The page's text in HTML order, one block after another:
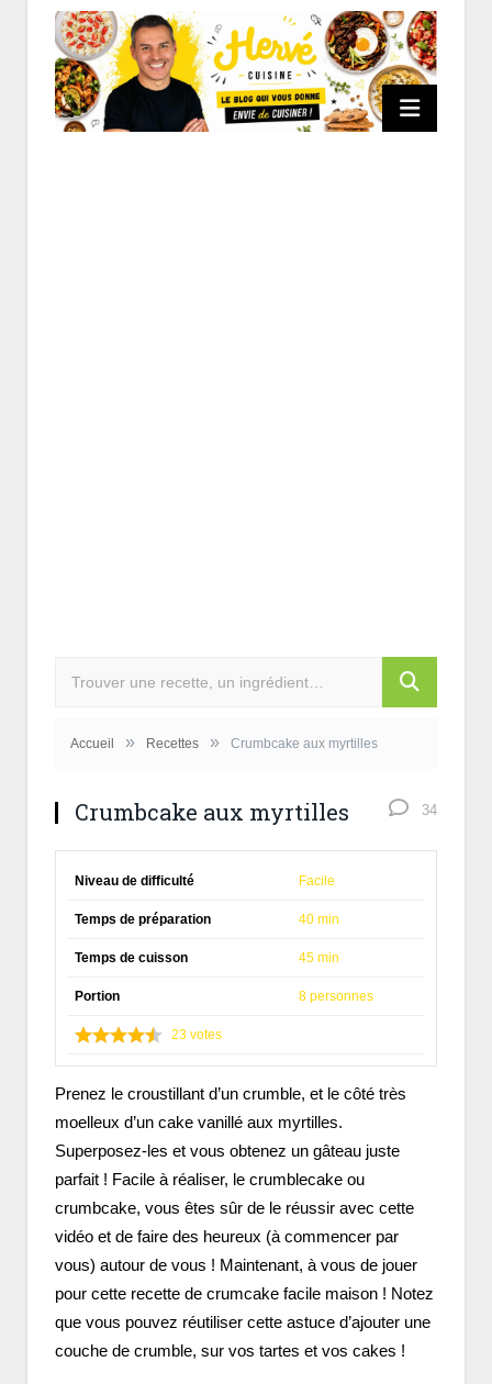
Accueil » Recettes » Crumbcake aux myrtilles
Crumbcake aux myrtilles 34
Niveau de difficulté Facile
Temps de préparation 40 min
Temps de cuisson 45 min
Portion 8 personnes
23 votes
Prenez le croustillant d’un crumble, et le côté très
moelleux d’un cake vanillé aux myrtilles.
Superposez-les et vous obtenez un gâteau juste
parfait ! Facile à réaliser, le crumblecake ou
crumbcake, vous êtes sûr de le réussir avec cette
vidéo et de faire des heureux (à commencer par
vous) autour de vous ! Maintenant, à vous de jouer
pour cette recette de crumcake facile maison ! Notez
que vous pouvez réutiliser cette astuce d’ajouter une
couche de crumble, sur vos tartes et vos cakes !